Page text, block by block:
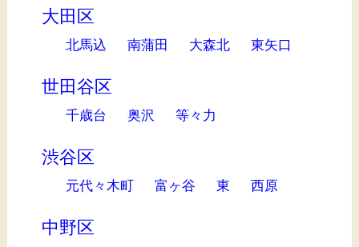
大田区
北馬込 南蒲田 大森北 東矢口
世田谷区
千歳台 奥沢 等々力
渋谷区
元代々木町 富ヶ谷 東 西原
中野区